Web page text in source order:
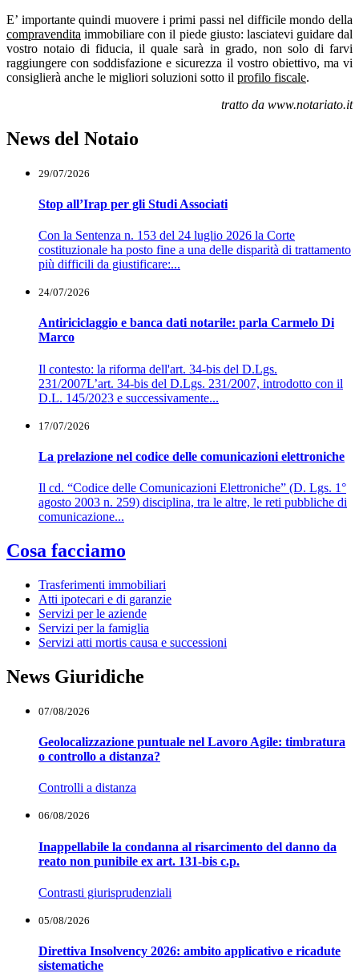
E’ importante quindi muovere i primi passi nel difficile mondo della
compravendita immobiliare con il piede giusto: lasciatevi guidare dal
vostro notaio di fiducia, il quale sarà in grado, non solo di farvi
raggiungere con soddisfazione e sicurezza il vostro obiettivo, ma vi
consiglierà anche le migliori soluzioni sotto il profilo fiscale.
tratto da www.notariato.it
News del Notaio
29/07/2026
Stop all’Irap per gli Studi Associati
Con la Sentenza n. 153 del 24 luglio 2026 la Corte
costituzionale ha posto fine a una delle disparità di trattamento
più difficili da giustificare:...
24/07/2026
Antiriciclaggio e banca dati notarile: parla Carmelo Di
Marco
Il contesto: la riforma dell'art. 34-bis del D.Lgs.
231/2007L’art. 34-bis del D.Lgs. 231/2007, introdotto con il
D.L. 145/2023 e successivamente...
17/07/2026
La prelazione nel codice delle comunicazioni elettroniche
Il cd. “Codice delle Comunicazioni Elettroniche” (D. Lgs. 1°
agosto 2003 n. 259) disciplina, tra le altre, le reti pubbliche di
comunicazione...
Cosa facciamo
Trasferimenti immobiliari
Atti ipotecari e di garanzie
Servizi per le aziende
Servizi per la famiglia
Servizi atti mortis causa e successioni
News Giuridiche
07/08/2026
Geolocalizzazione puntuale nel Lavoro Agile: timbratura
o controllo a distanza?
Controlli a distanza
06/08/2026
Inappellabile la condanna al risarcimento del danno da
reato non punibile ex art. 131-bis c.p.
Contrasti giurisprudenziali
05/08/2026
Direttiva Insolvency 2026: ambito applicativo e ricadute
sistematiche